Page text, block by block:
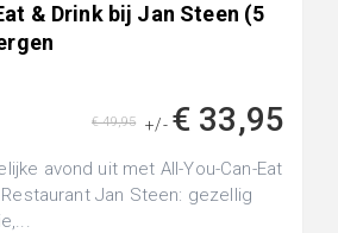
& Drink bij Jan Steen (5
+/- € 33,95
€ 49,95
avond uit met All-You-Can-Eat
Jan Steen: gezellig